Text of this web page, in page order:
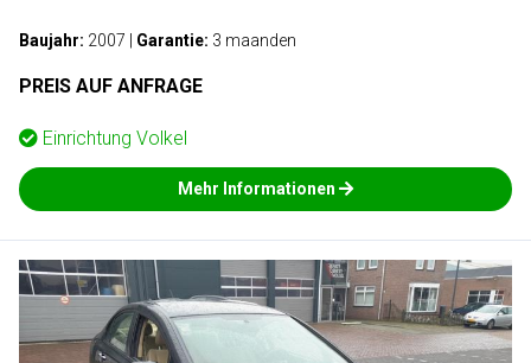
Baujahr: 2007 Garantie: 3 maanden
PREIS AUF ANFRAGE
Einrichtung Volkel
Mehr Informationen